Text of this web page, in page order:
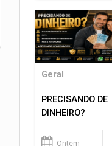
Geral
PRECISANDO DE
DINHEIRO?
Ontem